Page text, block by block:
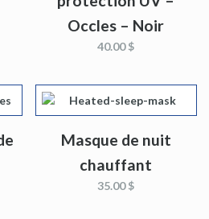
Occles – Noir
40.00 $
Masque de nuit
chauffant
35.00 $